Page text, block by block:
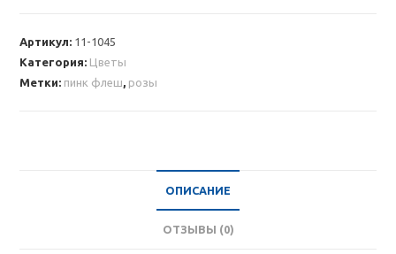
роз
Артикул: 11-1045
Категория: Цветы
Метки: пинк флеш, розы
ОПИСАНИЕ
ОТЗЫВЫ (0)